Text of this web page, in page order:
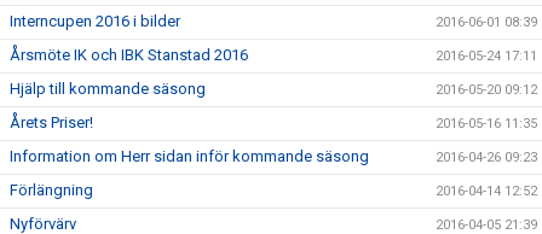
Interncupen 2016 i bilder 2016-06-01 08:39
Årsmöte IK och IBK Stanstad 2016 2016-05-24 17:11
Hjälp till kommande säsong 2016-05-20 09:12
Årets Priser! 2016-05-16 11:35
Information om Herr sidan inför kommande säsong 2016-04-26 09:23
Förlängning 2016-04-14 12:52
Nyförvärv 2016-04-05 21:39